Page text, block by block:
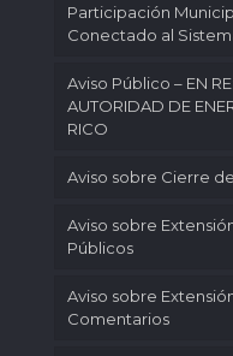
Participación
Conectado al
Aviso Público – EN
AUTORIDAD DE
RICO
Aviso sobre Cierre
Aviso sobre
Públicos
Aviso sobre
Comentarios